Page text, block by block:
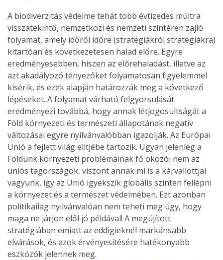
A biodiverzitás védelme tehát több évtizedes múltra
visszatekintő, nemzetközi és nemzeti színtéren zajló
folyamat, amely időről időre (stratégiákról stratégiákra)
kitartóan és következetesen halad előre. Egyre
eredményesebben, hiszen az előrehaladást, illetve az
azt akadályozó tényezőket folyamatosan figyelemmel
kísérik, és ezek alapján határozzák meg a következő
lépéseket. A folyamat várható felgyorsulását
eredményezi továbbá, hogy annak létjogosultságát a
Föld környezeti és természeti állapotának negatív
változásai egyre nyilvánvalóbban igazolják. Az Európai
Unió a fejlett világ elitjébe tartozik. Ugyan jelenleg a
Földünk környezeti problémáinak fő okozói nem az
uniós tagországok, viszont annak mi is a kárvallottjai
vagyunk, így az Unió igyekszik globális szinten fellépni
a környezet és a természet védelmében. Ezt azonban
politikailag nyilvánvalóan nem teheti meg úgy, hogy
maga ne járjon elől jó példával! A megújított
stratégiában emiatt az eddigieknél markánsabb
elvárások, és azok érvényesítésére hatékonyabb
eszközök jelennek meg.